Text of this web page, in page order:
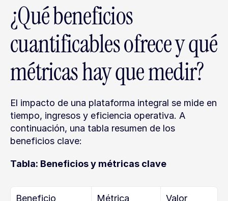
¿Qué beneficios
cuantificables ofrece y qué
métricas hay que medir?
El impacto de una plataforma integral se mide en
tiempo, ingresos y eficiencia operativa. A
continuación, una tabla resumen de los
beneficios clave:
Tabla: Beneficios y métricas clave
Beneficio Métrica Valor